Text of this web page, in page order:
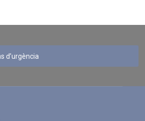
d’urgència